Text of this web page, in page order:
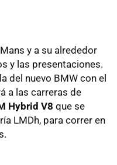
y a su alrededor
y las presentaciones.
del nuevo BMW con el
a las carreras de
Hybrid V8 que se
LMDh, para correr en